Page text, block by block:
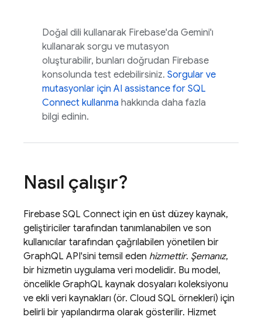
Doğal dili kullanarak Firebase'da Gemini'ı
kullanarak sorgu ve mutasyon
oluşturabilir, bunları doğrudan Firebase
konsolunda test edebilirsiniz. Sorgular ve
mutasyonlar için AI assistance for SQL
Connect kullanma hakkında daha fazla
bilgi edinin.
Nasıl çalışır?
Firebase SQL Connect için en üst düzey kaynak,
geliştiriciler tarafından tanımlanabilen ve son
kullanıcılar tarafından çağrılabilen yönetilen bir
GraphQL API'sini temsil eden hizmettir. Şemanız,
bir hizmetin uygulama veri modelidir. Bu model,
öncelikle GraphQL kaynak dosyaları koleksiyonu
ve ekli veri kaynakları (ör. Cloud SQL örnekleri) için
belirli bir yapılandırma olarak gösterilir. Hizmet